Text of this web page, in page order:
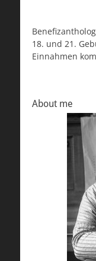
18. und 21.
Einnahmen
About me